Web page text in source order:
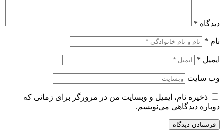
دیدگاه *
نام *
ایمیل *
وب‌ سایت
ذخیره نام، ایمیل و وبسایت من در مرورگر برای زمانی که
دوباره دیدگاهی می‌نویسم.